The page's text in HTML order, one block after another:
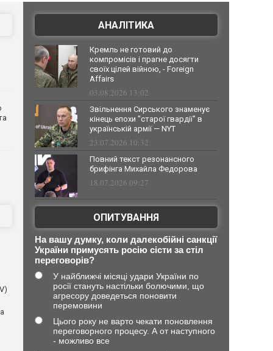
АНАЛІТИКА
Кремль не готовий до
компромісів і прагне досягти
своїх цілей війною, - Foreign
Affairs
03.08.2026 13:02
Звільнення Сирського знаменує
кінець епохи "старої гвардії" в
українській армії — NYT
23.07.2026 10:32
Повний текст резонансного
брифінга Михайла Федорова
18.07.2026 09:27
ОПИТУВАННЯ
На вашу думку, коли далекобійні санкції
України примусять росію сісти за стіл
переговорів?
У найближчі місяці удари України по
росії стануть настільки болючими, що
агресору доведеться поновити
перемовини
Цього року не варто чекати поновлення
переговорного процесу. А от наступного
- можливо все